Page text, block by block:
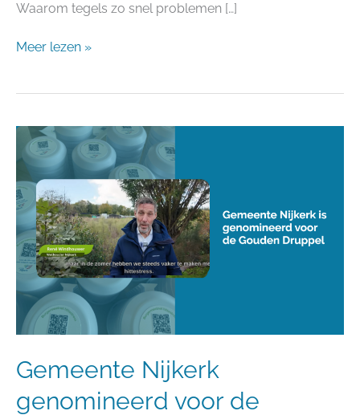
Waarom tegels zo snel problemen […]
Meer lezen »
Gemeente Nijkerk
genomineerd voor de
Gemeente
Nijkerk
genomineerd
voor
de
Gouden
Druppel